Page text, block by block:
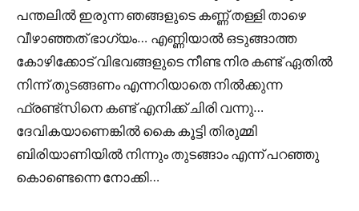
പന്തലിൽ ഇരുന്ന ഞങ്ങളുടെ കണ്ണ് തള്ളി താഴെ
വീഴാഞ്ഞത് ഭാഗ്യം… എണ്ണിയാൽ ഒടുങ്ങാത്ത
കോഴിക്കോട് വിഭവങ്ങളുടെ നീണ്ട നിര കണ്ട് ഏതിൽ
നിന്ന് തുടങ്ങണം എന്നറിയാതെ നിൽക്കുന്ന
ഫ്രണ്ട്സിനെ കണ്ട് എനിക്ക് ചിരി വന്നു…
ദേവികയാണെങ്കിൽ കൈ കൂട്ടി തിരുമ്മി
ബിരിയാണിയിൽ നിന്നും തുടങ്ങാം എന്ന് പറഞ്ഞു
കൊണ്ടെന്നെ നോക്കി…